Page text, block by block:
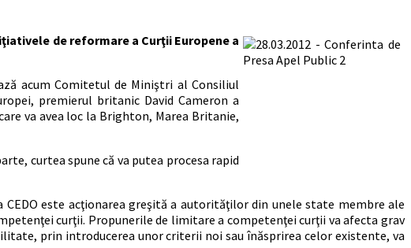
de reformare a Curţii Europene a
acum Comitetul de Miniştri al Consiliul
premierul britanic David Cameron a
va avea loc la Brighton, Marea Britanie,
curtea spune că va putea procesa rapid
CEDO este acţionarea greşită a autorităţilor din unele state membre ale
curţii. Propunerile de limitare a competenţei curţii va afecta grav
prin introducerea unor criterii noi sau înăsprirea celor existente, va